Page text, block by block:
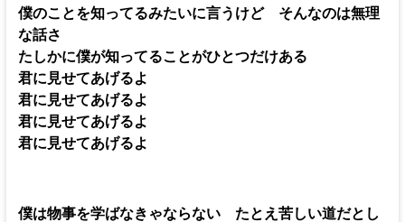
僕のことを知ってるみたいに言うけど そんなのは無理
な話さ
たしかに僕が知ってることがひとつだけある
君に見せてあげるよ
君に見せてあげるよ
君に見せてあげるよ
君に見せてあげるよ
僕は物事を学ばなきゃならない たとえ苦しい道だとし